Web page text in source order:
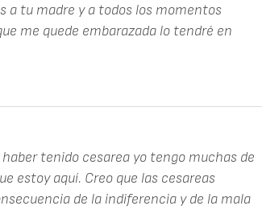
a tu madre y a todos los momentos
me quede embarazada lo tendré en
tenido cesarea yo tengo muchas de
estoy aquí. Creo que las cesareas
de la indiferencia y de la mala